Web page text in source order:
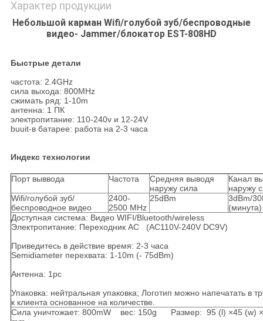
Характер продукции
Небольшой карман Wifi/голубой зуб/беспроводные
видео- Jammer/блокатор EST-808HD
Быстрые детали
частота: 2.4GHz
сила выхода: 800MHz
сжимать ряд: 1-10m
антенна: 1 ПК
электропитание: 110-240v и 12-24V
buuit-в батарее: работа на 2-3 часа
Индекс технологии
Порт выввода Частота
Средняя выводя
наружу сила
Канал
наружу
Wifi/голубой зуб/
беспроводное видео
2400-
2500 MHz
25dBm
3dBm/
(минута)
Доступная система: Видео WIFI/Bluetooth/wireless
Электропитание: Переходник AC (AC110V-240V DC9V)
Приведитесь в действие время: 2-3 часа
Semidiameter перехвата: 1-10m (- 75dBm)
Антенна: 1pc
Упаковка: нейтральная упаковка; Логотип можно напечатать в
к клиента основанное на количестве.
Сила уничтожает: 800mW вес: 150g Размер: 95 (l) ×45 (w)